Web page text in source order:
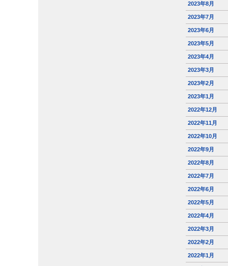
2023年8月
2023年7月
2023年6月
2023年5月
2023年4月
2023年3月
2023年2月
2023年1月
2022年12月
2022年11月
2022年10月
2022年9月
2022年8月
2022年7月
2022年6月
2022年5月
2022年4月
2022年3月
2022年2月
2022年1月